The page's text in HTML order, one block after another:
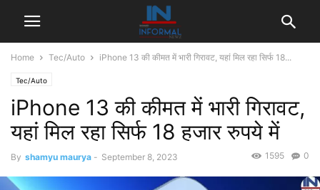
Home Tec/Auto iPhone 13 की कीमत में भारी गिरावट, यहां मिल रहा सिर्फ 18...
Tec/Auto
iPhone 13 की कीमत में भारी गिरावट,
यहां मिल रहा सिर्फ 18 हजार रुपये में
By shamyu maurya - September 8, 2023 0
1595